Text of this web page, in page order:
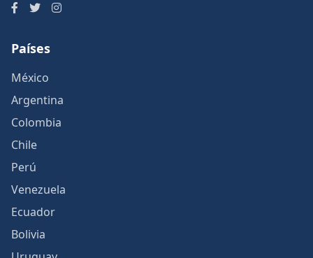
Países
México
Argentina
Colombia
Chile
Perú
Venezuela
Ecuador
Bolivia